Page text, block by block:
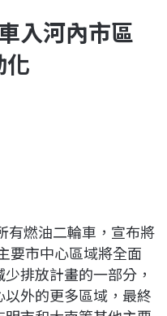
入河內市區
有燃油二輪車，宣布將
要市中心區域將全面
排放計畫的一部分，
外的更多區域，最終